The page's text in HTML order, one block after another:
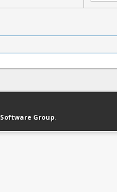
en haut Version bas-débit
Group.